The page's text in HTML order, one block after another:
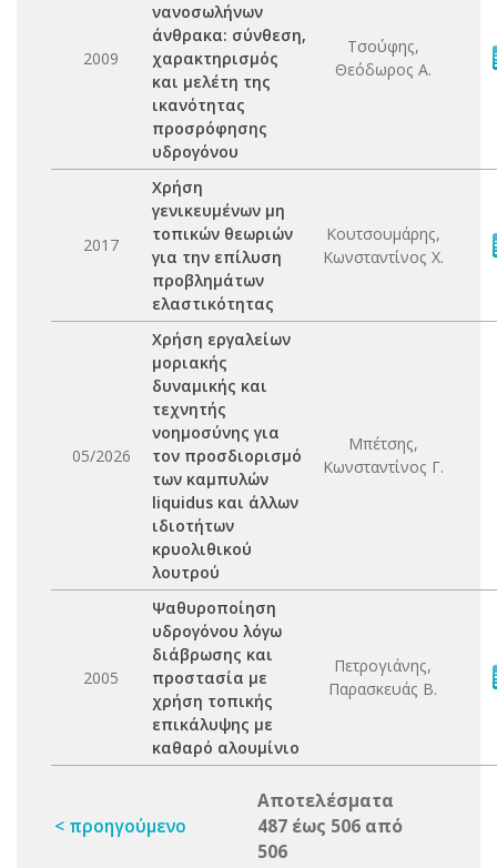
2009
νανοσωλήνων
άνθρακα: σύνθεση,
χαρακτηρισμός
και μελέτη της
ικανότητας
προσρόφησης
υδρογόνου
Τσούφης,
Θεόδωρος Α.
2017
Χρήση
γενικευμένων μη
τοπικών θεωριών
για την επίλυση
προβλημάτων
ελαστικότητας
Κουτσουμάρης,
Κωνσταντίνος Χ.
05/2026
Χρήση εργαλείων
μοριακής
δυναμικής και
τεχνητής
νοημοσύνης για
τον προσδιορισμό
των καμπυλών
liquidus και άλλων
ιδιοτήτων
κρυολιθικού
λουτρού
Μπέτσης,
Κωνσταντίνος Γ.
2005
Ψαθυροποίηση
υδρογόνου λόγω
διάβρωσης και
προστασία με
χρήση τοπικής
επικάλυψης με
καθαρό αλουμίνιο
Πετρογιάνης,
Παρασκευάς Β.
< προηγούμενο
Αποτελέσματα
487 έως 506 από
506